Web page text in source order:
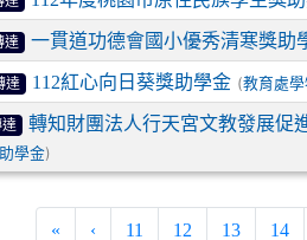
達 一貫道功德會國小優秀清寒獎助
達 112紅心向日葵獎助學金 (教育處
達 轉知財團法人行天宮文教發展促
學金)
« ‹ 11 12 13 14